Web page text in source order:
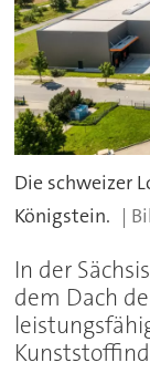
Die schweizer
Königstein.
In der
dem Dach